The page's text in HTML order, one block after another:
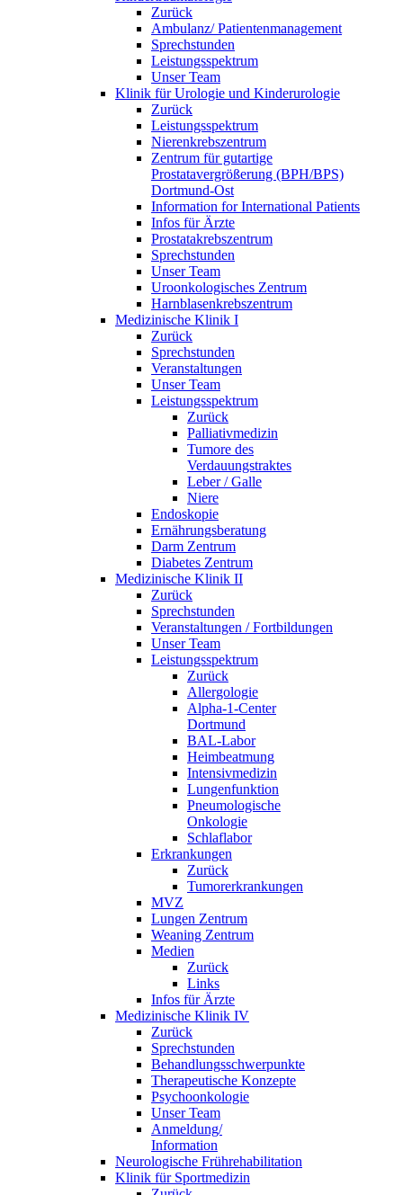
Zurück
Ambulanz/ Patientenmanagement
Sprechstunden
Leistungsspektrum
Unser Team
Klinik für Urologie und Kinderurologie
Zurück
Leistungsspektrum
Nierenkrebszentrum
Zentrum für gutartige
Prostatavergrößerung (BPH/BPS)
Dortmund-Ost
Information for International Patients
Infos für Ärzte
Prostatakrebszentrum
Sprechstunden
Unser Team
Uroonkologisches Zentrum
Harnblasenkrebszentrum
Medizinische Klinik I
Zurück
Sprechstunden
Veranstaltungen
Unser Team
Leistungsspektrum
Zurück
Palliativmedizin
Tumore des
Verdauungstraktes
Leber / Galle
Niere
Endoskopie
Ernährungsberatung
Darm Zentrum
Diabetes Zentrum
Medizinische Klinik II
Zurück
Sprechstunden
Veranstaltungen / Fortbildungen
Unser Team
Leistungsspektrum
Zurück
Allergologie
Alpha-1-Center
Dortmund
BAL-Labor
Heimbeatmung
Intensivmedizin
Lungenfunktion
Pneumologische
Onkologie
Schlaflabor
Erkrankungen
Zurück
Tumorerkrankungen
MVZ
Lungen Zentrum
Weaning Zentrum
Medien
Zurück
Links
Infos für Ärzte
Medizinische Klinik IV
Zurück
Sprechstunden
Behandlungsschwerpunkte
Therapeutische Konzepte
Psychoonkologie
Unser Team
Anmeldung/
Information
Neurologische Frührehabilitation
Klinik für Sportmedizin